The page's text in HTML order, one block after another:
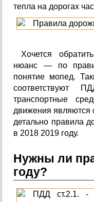
тепла на дорогах
Хочется
нюанс — по
понятие мопед.
соответствуют
транспортные
движения являются
детально правила
в 2018 2019 году.
Нужны ли
году?